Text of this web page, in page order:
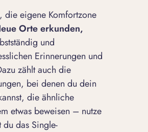
die eigene Komfortzone
Orte erkunden,
und
Erinnerungen und
zählt auch die
bei denen du dein
die ähnliche
etwas beweisen – nutze
das Single-